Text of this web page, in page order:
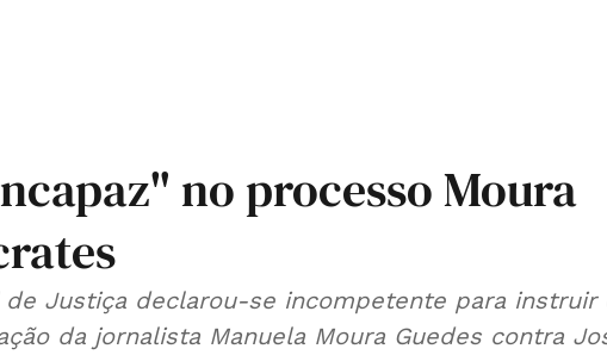
no processo Moura
de Justiça declarou-se incompetente para instruir
da jornalista Manuela Moura Guedes contra